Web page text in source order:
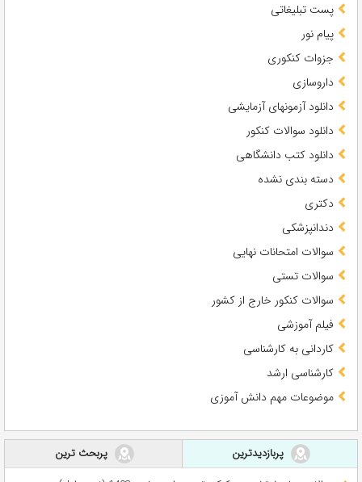
پست تبلیغاتی
پیام نور
جزوات کنکوری
داروسازی
دانلود آزمونهای آزمایشی
دانلود سوالات کنکور
دانلود کتب دانشگاهی
دسته بندی نشده
دکتری
دندانپزشکی
سوالات امتحانات نهایی
سوالات تستی
سوالات کنکور خارج از کشور
فیلم آموزشی
کاردانی به کارشناسی
کارشناسی ارشد
موضوعات مهم دانش آموزی
پربازدیدترین
پربحث ترین